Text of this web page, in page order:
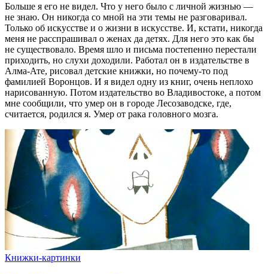
Больше я его не видел. Что у него было с личной жизнью —
не знаю. Он никогда со мной на эти темы не разговаривал.
Только об искусстве и о жизни в искусстве. И, кстати, никогда
меня не расспрашивал о женах да детях. Для него это как бы
не существовало. Время шло и письма постепенно перестали
приходить, но слухи доходили. Работал он в издательстве в
Алма-Ате, рисовал детские книжки, но почему-то под
фамилией Воронцов. И я видел одну из книг, очень неплохо
нарисованную. Потом издательство во Владивостоке, а потом
мне сообщили, что умер он в городе Лесозаводске, где,
считается, родился я. Умер от рака головного мозга.
Книжки-картинки